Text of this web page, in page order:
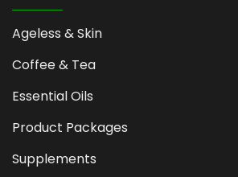
Ageless & Skin
Coffee & Tea
Essential Oils
Product Packages
Supplements